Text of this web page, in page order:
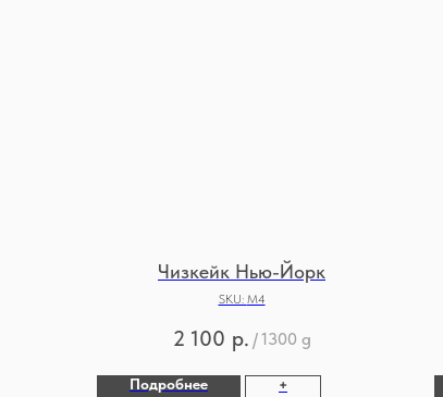
Чизкейк Нью-Йорк
SKU: М4
2 100 р. /1300 g
Подробнее +